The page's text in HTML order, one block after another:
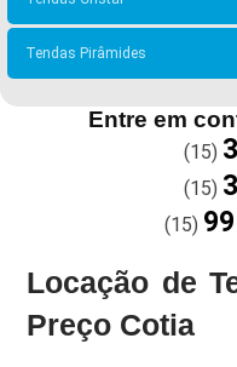
Tendas Pirâmides
Entre em
(15)
(15)
(15)
Locação de
Preço Cotia